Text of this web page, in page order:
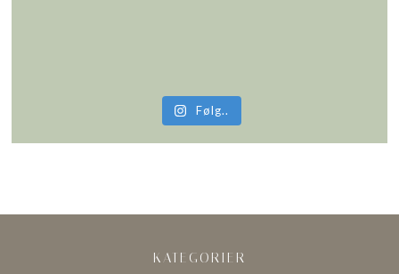
Følg..
KATEGORIER